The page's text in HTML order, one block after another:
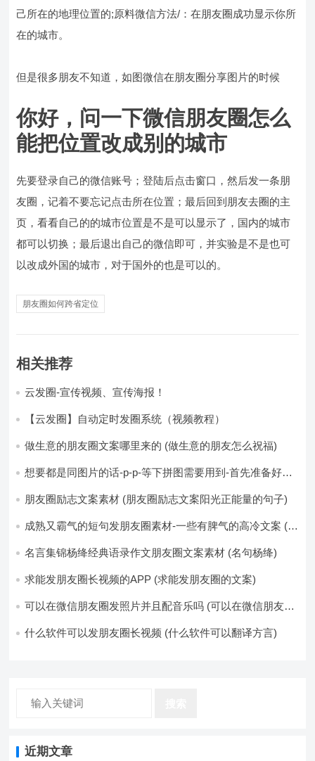
己所在的地理位置的;原料微信方法/：在朋友圈成功显示你所
在的城市。
但是很多朋友不知道，如图微信在朋友圈分享图片的时候
你好，问一下微信朋友圈怎么
能把位置改成别的城市
先要登录自己的微信账号；登陆后点击窗口，然后发一条朋
友圈，记着不要忘记点击所在位置；最后回到朋友去圈的主
页，看看自己的的城市位置是不是可以显示了，国内的城市
都可以切换；最后退出自己的微信即可，并实验是不是也可
以改成外国的城市，对于国外的也是可以的。
朋友圈如何跨省定位
相关推荐
云发圈-宣传视频、宣传海报！
【云发圈】自动定时发圈系统（视频教程）
做生意的朋友圈文案哪里来的 (做生意的朋友怎么祝福)
想要都是同图片的话-p-p-等下拼图需要用到-首先准备好最
片-如果想要图片都不同得话-1-p-可以准备好45张的不同图
朋友圈励志文案素材 (朋友圈励志文案阳光正能量的句子)
成熟又霸气的短句发朋友圈素材-一些有脾气的高冷文案 (成
名言集锦杨绛经典语录作文朋友圈文案素材 (名句杨绛)
求能发朋友圈长视频的APP (求能发朋友圈的文案)
可以在微信朋友圈发照片并且配音乐吗 (可以在微信朋友圈
什么软件可以发朋友圈长视频 (什么软件可以翻译方言)
近期文章